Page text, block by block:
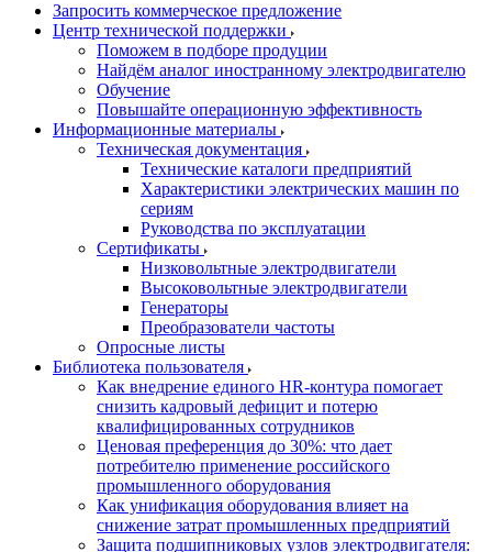
Запросить коммерческое предложение
Центр технической поддержки
Поможем в подборе продуции
Найдём аналог иностранному электродвигателю
Обучение
Повышайте операционную эффективность
Информационные материалы
Техническая документация
Технические каталоги предприятий
Характеристики электрических машин по
сериям
Руководства по эксплуатации
Сертификаты
Низковольтные электродвигатели
Высоковольтные электродвигатели
Генераторы
Преобразователи частоты
Опросные листы
Библиотека пользователя
Как внедрение единого HR-контура помогает
снизить кадровый дефицит и потерю
квалифицированных сотрудников
Ценовая преференция до 30%: что дает
потребителю применение российского
промышленного оборудования
Как унификация оборудования влияет на
снижение затрат промышленных предприятий
Защита подшипниковых узлов электродвигателя: